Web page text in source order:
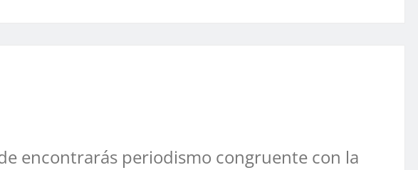
encontrarás periodismo congruente con la